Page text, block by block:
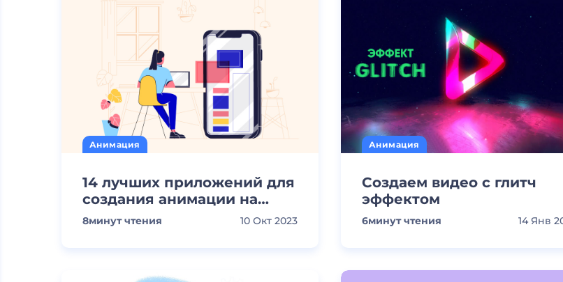
Анимация
14 лучших приложений для
создания анимации на
телефоне [2023]
8минут чтения 10 Окт 2023
Анимация
Создаем видео с глитч
эффектом
6минут чтения 14 Янв